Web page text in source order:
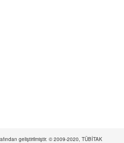
geliştirilmiştir. © 2009-2020, TÜBİTAK